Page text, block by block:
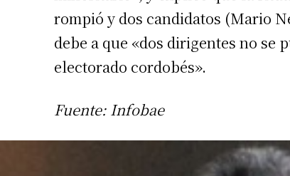
rompió y dos candidatos (Mario
debe a que «dos dirigentes no se
electorado cordobés».
Fuente: Infobae